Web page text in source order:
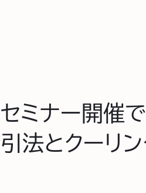
セミナー開催
引法とクーリ